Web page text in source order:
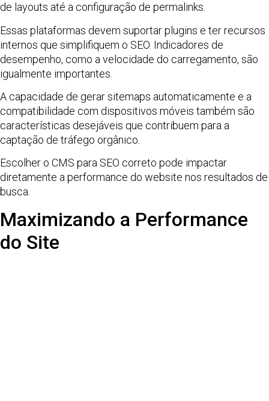
de layouts até a configuração de permalinks.
Essas plataformas devem suportar plugins e ter recursos
internos que simplifiquem o SEO. Indicadores de
desempenho, como a velocidade do carregamento, são
igualmente importantes.
A capacidade de gerar sitemaps automaticamente e a
compatibilidade com dispositivos móveis também são
características desejáveis que contribuem para a
captação de tráfego orgânico.
Escolher o CMS para SEO correto pode impactar
diretamente a performance do website nos resultados de
busca.
Maximizando a Performance
do Site